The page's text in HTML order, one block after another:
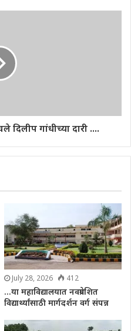
दिलीप गांधीच्या दारी ....
July 28, 2026 412
…या महाविद्यालयात नवप्रवेशित
विद्यार्थ्यांसाठी मार्गदर्शन वर्ग संपन्न